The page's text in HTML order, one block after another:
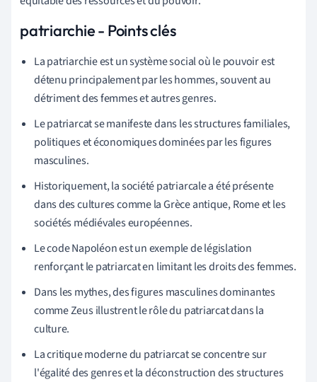
patriarchie - Points clés
La patriarchie est un système social où le pouvoir est
détenu principalement par les hommes, souvent au
détriment des femmes et autres genres.
Le patriarcat se manifeste dans les structures familiales,
politiques et économiques dominées par les figures
masculines.
Historiquement, la société patriarcale a été présente
dans des cultures comme la Grèce antique, Rome et les
sociétés médiévales européennes.
Le code Napoléon est un exemple de législation
renforçant le patriarcat en limitant les droits des femmes.
Dans les mythes, des figures masculines dominantes
comme Zeus illustrent le rôle du patriarcat dans la
culture.
La critique moderne du patriarcat se concentre sur
l'égalité des genres et la déconstruction des structures